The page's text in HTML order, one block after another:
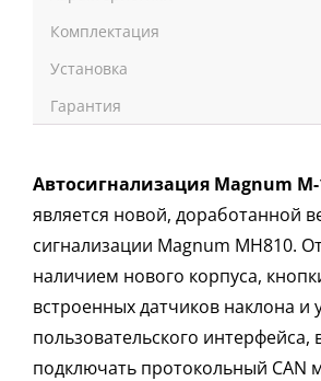
Комплектация
Установка
Гарантия
Автосигнализация Magnum M-
является новой, доработанной
сигнализации Magnum MH810.
наличием нового корпуса,
встроенных датчиков наклона и
пользовательского
подключать протокольный CAN